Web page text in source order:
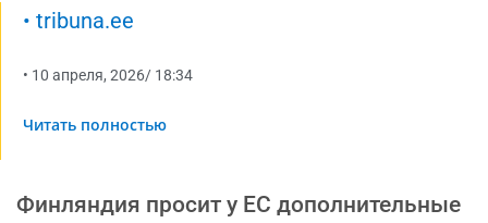
• tribuna.ee
• 10 апреля, 2026/ 18:34
Читать полностью
Финляндия просит у ЕС дополнительные